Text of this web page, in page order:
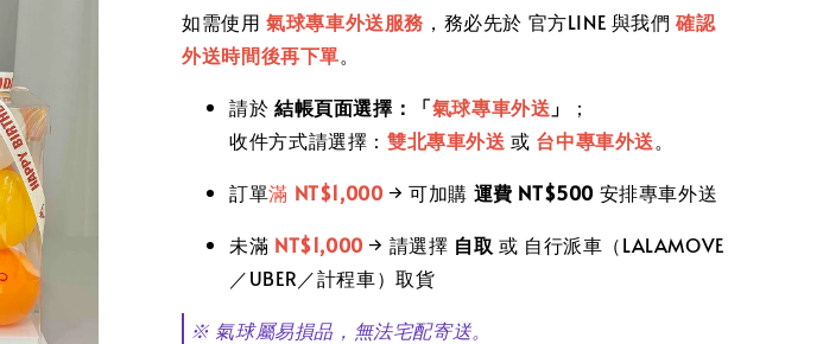
如需使用氣球專車外送服務 ，務必先於 官方LINE 與我們確認
外送時間後再下單。
請於 結帳頁面選擇：「氣球專車外送 」
；
收件方式請選擇： 雙北專車外送 或 台中專車外送。
訂單滿 NT$1,000 → 可加購 運費 NT$500 安排專車外送
未滿 NT$1,000 → 請選擇 自取 或 自行派車（LALAMOVE
／UBER／計程車）取貨
※ 氣球屬易損品，無法宅配寄送。